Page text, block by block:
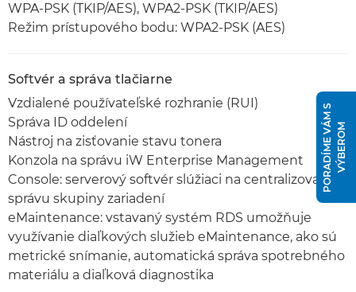
WPA-PSK (TKIP/AES), WPA2-PSK (TKIP/AES)
Režim prístupového bodu: WPA2-PSK (AES)
Softvér a správa tlačiarne
Vzdialené používateľské rozhranie (RUI)
Správa ID oddelení
Nástroj na zisťovanie stavu tonera
Konzola na správu iW Enterprise Management
Console: serverový softvér slúžiaci na centralizovanú
správu skupiny zariadení
eMaintenance: vstavaný systém RDS umožňuje
využívanie diaľkových služieb eMaintenance, ako sú
metrické snímanie, automatická správa spotrebného
materiálu a diaľková diagnostika
P
O
R
A
D
Í
M
E
V
Á
M
S
V
Ý
B
E
R
OM